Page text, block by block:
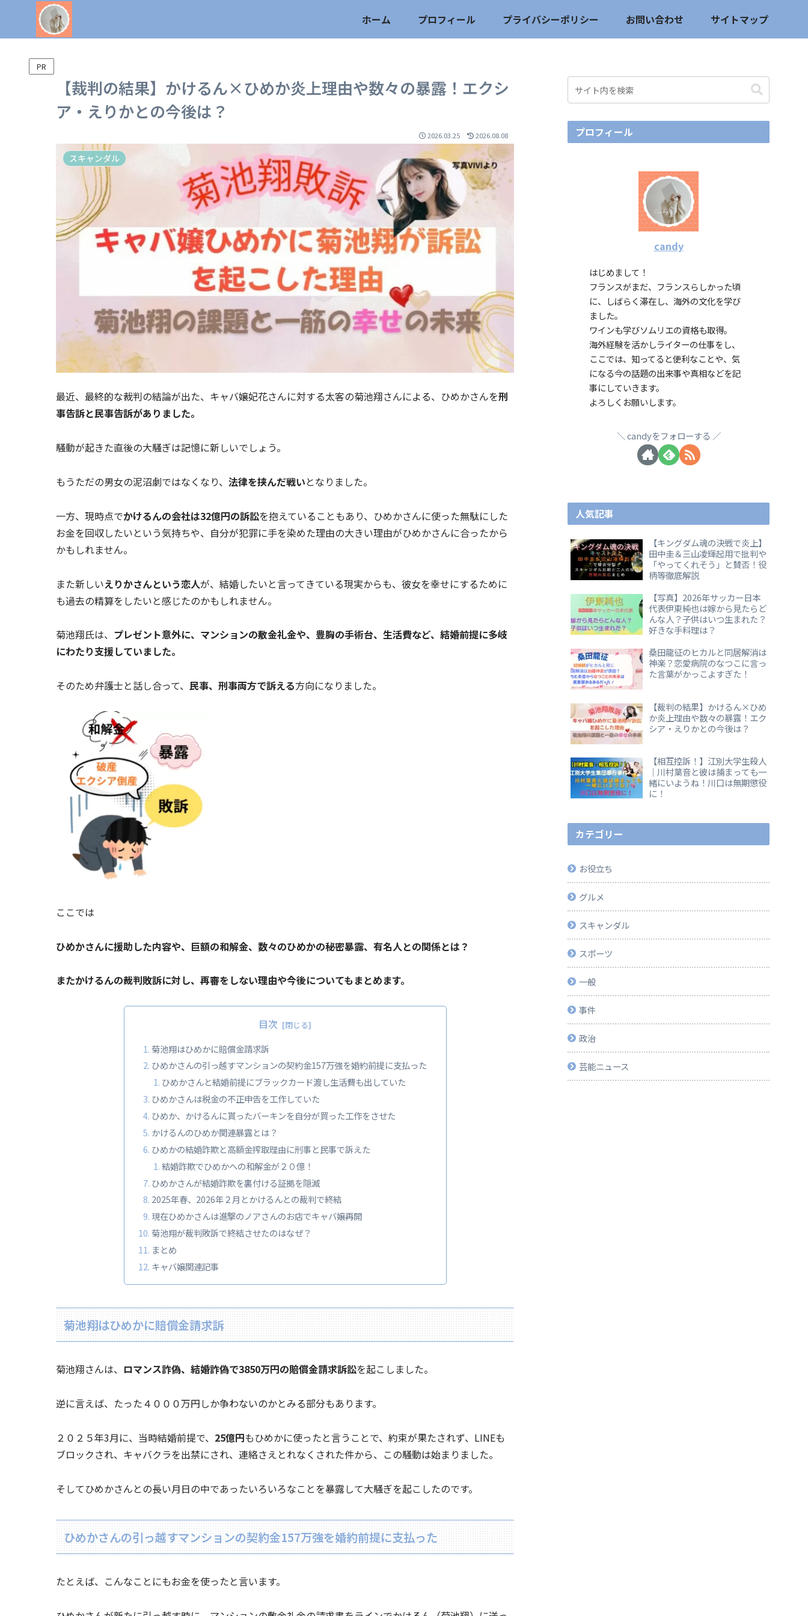
ホーム プロフィール プライバシーポリシー お問い合わせ サイトマップ
PR
【裁判の結果】かけるん×ひめか炎上理由や数々の暴露！エクシ
ア・えりかとの今後は？
2026.03.25 2026.08.08
スキャンダル
最近、最終的な裁判の結論が出た、キャバ嬢妃花さんに対する太客の菊池翔さんによる、ひめかさんを刑
事告訴と民事告訴がありました。
騒動が起きた直後の大騒ぎは記憶に新しいでしょう。
もうただの男女の泥沼劇ではなくなり、 法律を挟んだ戦いとなりました。
一方、現時点でかけるんの会社は32億円の訴訟を抱えていることもあり、ひめかさんに使った無駄にした
お金を回収したいという気持ちや、自分が犯罪に手を染めた理由の大きい理由がひめかさんに合ったから
かもしれません。
また新しいえりかさんという恋人が、結婚したいと言ってきている現実からも、彼女を幸せにするために
も過去の精算をしたいと感じたのかもしれません。
菊池翔氏は、 プレゼント意外に、マンションの敷金礼金や、豊胸の手術台、生活費など、結婚前提に多岐
にわたり支援していました。
そのため弁護士と話し合って、 民事、刑事両方で訴える方向になりました。
ここでは
ひめかさんに援助した内容や、巨額の和解金、数々のひめかの秘密暴露、有名人との関係とは？
またかけるんの裁判敗訴に対し、再審をしない理由や今後についてもまとめます。
目次
菊池翔はひめかに賠償金請求訴
ひめかさんの引っ越すマンションの契約金157万強を婚約前提に支払った
ひめかさんと結婚前提にブラックカード渡し生活費も出していた
ひめかさんは税金の不正申告を工作していた
ひめか、かけるんに貰ったバーキンを自分が買った工作をさせた
かけるんのひめか関連暴露とは？
ひめかの結婚詐欺と高額金搾取理由に刑事と民事で訴えた
結婚詐欺でひめかへの和解金が２０億！
ひめかさんが結婚詐欺を裏付ける証拠を隠滅
2025年春、2026年２月とかけるんとの裁判で終結
現在ひめかさんは進撃のノアさんのお店でキャバ嬢再開
菊池翔が裁判敗訴で終結させたのはなぜ？
まとめ
キャバ嬢関連記事
菊池翔はひめかに賠償金請求訴
菊池翔さんは、 ロマンス詐偽、結婚詐偽で3850万円の賠償金請求訴訟を起こしました。
逆に言えば、たった４０００万円しか争わないのかとみる部分もあります。
２０２５年3月に、当時結婚前提で、 25億円もひめかに使ったと言うことで、約束が果たされず、LINEも
ブロックされ、キャバクラを出禁にされ、連絡さえとれなくされた件から、この騒動は始まりました。
そしてひめかさんとの長い月日の中であったいろいろなことを暴露して大騒ぎを起こしたのです。
ひめかさんの引っ越すマンションの契約金157万強を婚約前提に支払った
たとえば、こんなことにもお金を使ったと言います。
プロフィール
candy
はじめまして！
フランスがまだ、フランスらしかった頃
に、しばらく滞在し、海外の文化を学び
ました。
ワインも学びソムリエの資格も取得。
海外経験を活かしライターの仕事をし、
ここでは、知ってると便利なことや、気
になる今の話題の出来事や真相などを記
事にしていきます。
よろしくお願いします。
candyをフォローする
人気記事
【キングダム魂の決戦で炎上】
田中圭＆三山凌輝起用で批判や
「やってくれそう」と賛否！役
柄等徹底解説
【写真】2026年サッカー日本
代表伊東純也は嫁から見たらど
んな人？子供はいつ生まれた？
好きな手料理は？
桑田龍征のヒカルと同居解消は
神楽？恋愛病院のなつこに言っ
た言葉がかっこよすぎた！
【裁判の結果】かけるん×ひめ
か炎上理由や数々の暴露！エク
シア・えりかとの今後は？
【相互控訴！】江別大学生殺人
｜川村葉音と彼は捕まっても一
緒にいようね！川口は無期懲役
に！
カテゴリー
お役立ち
グルメ
スキャンダル
スポーツ
一般
事件
政治
芸能ニュース